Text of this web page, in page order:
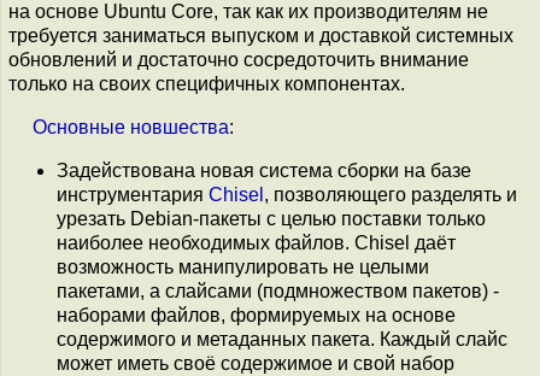
на основе Ubuntu Core, так как их производителям не
требуется заниматься выпуском и доставкой системных
обновлений и достаточно сосредоточить внимание
только на своих специфичных компонентах.
Основные новшества:
Задействована новая система сборки на базе
инструментария Chisel , позволяющего разделять и
урезать Debian-пакеты с целью поставки только
наиболее необходимых файлов. Chisel даёт
возможность манипулировать не целыми
пакетами, а слайсами (подмножеством пакетов) -
наборами файлов, формируемых на основе
содержимого и метаданных пакета. Каждый слайс
может иметь своё содержимое и свой набор